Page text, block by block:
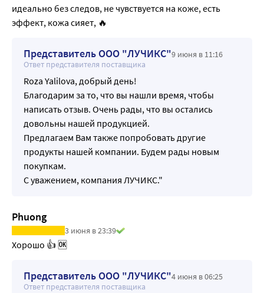
идеально без следов, не чувствуется на коже, есть
эффект, кожа сияет, 🔥
Представитель ООО "ЛУЧИКС"9 июня в 11:16
Ответ представителя поставщика
Roza Yalilova, добрый день!
Благодарим за то, что вы нашли время, чтобы
написать отзыв. Очень рады, что вы остались
довольны нашей продукцией.
Предлагаем Вам также попробовать другие
продукты нашей компании. Будем рады новым
покупкам.
С уважением, компания ЛУЧИКС."
Phuong
3 июня в 23:39
Хорошо 👍 🆗️
Представитель ООО "ЛУЧИКС"4 июня в 06:25
Ответ представителя поставщика